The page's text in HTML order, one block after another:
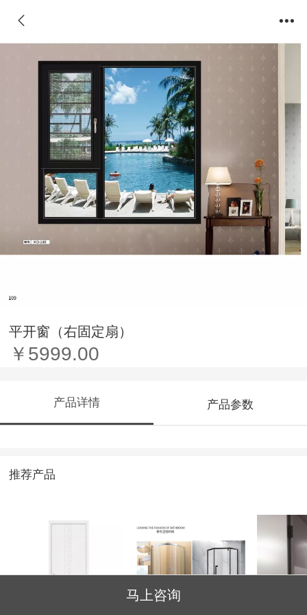
平开窗（右固定扇）
￥5999.00
产品详情 产品参数
推荐产品
淋浴房
马上咨询